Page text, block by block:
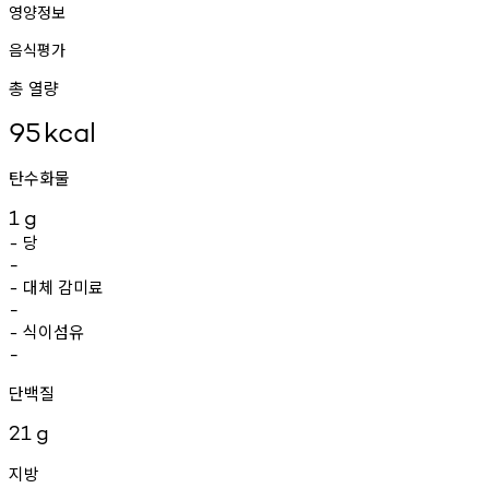
영양정보
음식평가
총 열량
95kcal
탄수화물
1 g
- 당
-
- 대체 감미료
-
- 식이섬유
-
단백질
21 g
지방